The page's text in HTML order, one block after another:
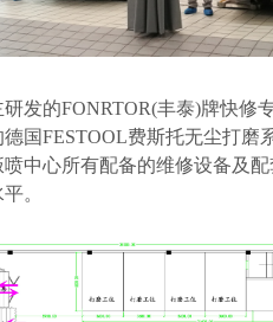
发的FONRTOR(丰泰)牌快修
国FESTOOL费斯托无尘打磨
中心所有配备的维修设备及
。